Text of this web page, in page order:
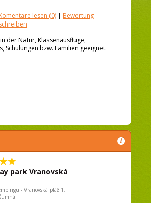
lesen (0) | Bewertung
der Natur, Klassenausflüge,
bzw. Familien geeignet.
park Vranovská
- Vranovská pláž 1,